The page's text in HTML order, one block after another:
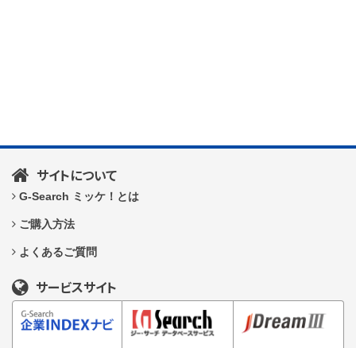
サイトについて
G-Search ミッケ！とは
ご購入方法
よくあるご質問
サービスサイト